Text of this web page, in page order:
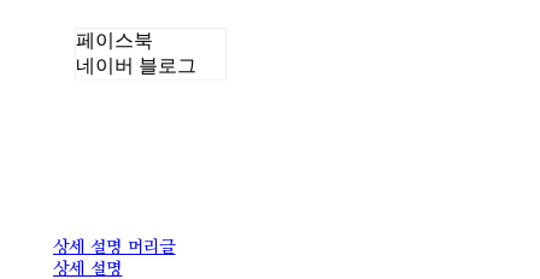
페이스북
네이버 블로그
상세 설명 머리글
상세 설명